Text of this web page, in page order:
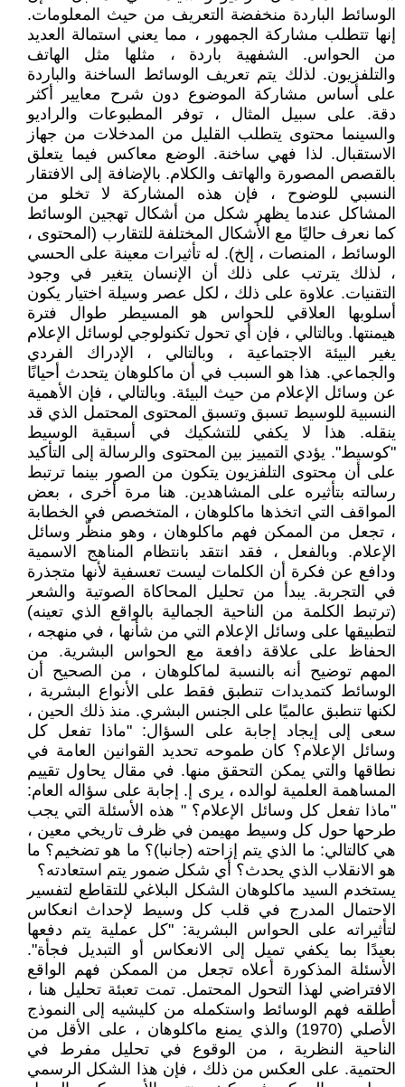
الوسائط الباردة منخفضة التعريف من حيث المعلومات.
إنها تتطلب مشاركة الجمهور ، مما يعني استمالة العديد
من الحواس. الشفهية باردة ، مثلها مثل الهاتف
والتلفزيون. لذلك يتم تعريف الوسائط الساخنة والباردة
على أساس مشاركة الموضوع دون شرح معايير أكثر
دقة. على سبيل المثال ، توفر المطبوعات والراديو
والسينما محتوى يتطلب القليل من المدخلات من جهاز
الاستقبال. لذا فهي ساخنة. الوضع معاكس فيما يتعلق
بالقصص المصورة والهاتف والكلام. بالإضافة إلى الافتقار
النسبي للوضوح ، فإن هذه المشاركة لا تخلو من
المشاكل عندما يظهر شكل من أشكال تهجين الوسائط
كما نعرف حاليًا مع الأشكال المختلفة للتقارب (المحتوى ،
الوسائط ، المنصات ، إلخ). له تأثيرات معينة على الحسي
، لذلك يترتب على ذلك أن الإنسان يتغير في وجود
التقنيات. علاوة على ذلك ، لكل عصر وسيلة اختيار يكون
أسلوبها العلاقي للحواس هو المسيطر طوال فترة
هيمنتها. وبالتالي ، فإن أي تحول تكنولوجي لوسائل الإعلام
يغير البيئة الاجتماعية ، وبالتالي ، الإدراك الفردي
والجماعي. هذا هو السبب في أن ماكلوهان يتحدث أحيانًا
عن وسائل الإعلام من حيث البيئة. وبالتالي ، فإن الأهمية
النسبية للوسيط تسبق وتسبق المحتوى المحتمل الذي قد
ينقله. هذا لا يكفي للتشكيك في أسبقية الوسيط
"كوسيط". يؤدي التمييز بين المحتوى والرسالة إلى التأكيد
على أن محتوى التلفزيون يتكون من الصور بينما ترتبط
رسالته بتأثيره على المشاهدين. هنا مرة أخرى ، بعض
المواقف التي اتخذها ماكلوهان ، المتخصص في الخطابة
، تجعل من الممكن فهم ماكلوهان ، وهو منظّر وسائل
الإعلام. وبالفعل ، فقد انتقد بانتظام المناهج الاسمية
ودافع عن فكرة أن الكلمات ليست تعسفية لأنها متجذرة
في التجربة. يبدأ من تحليل المحاكاة الصوتية والشعر
(ترتبط الكلمة من الناحية الجمالية بالواقع الذي تعينه)
لتطبيقها على وسائل الإعلام التي من شأنها ، في منهجه ،
الحفاظ على علاقة دافعة مع الحواس البشرية. من
المهم توضيح أنه بالنسبة لماكلوهان ، من الصحيح أن
الوسائط كتمديدات تنطبق فقط على الأنواع البشرية ،
لكنها تنطبق عالميًا على الجنس البشري. منذ ذلك الحين ،
سعى إلى إيجاد إجابة على السؤال: "ماذا تفعل كل
وسائل الإعلام؟ كان طموحه تحديد القوانين العامة في
نطاقها والتي يمكن التحقق منها. في مقال يحاول تقييم
المساهمة العلمية لوالده ، يرى إ. إجابة على سؤاله العام:
"ماذا تفعل كل وسائل الإعلام؟ " هذه الأسئلة التي يجب
طرحها حول كل وسيط مهيمن في ظرف تاريخي معين ،
هي كالتالي: ما الذي يتم إزاحته (جانبا)؟ ما هو تضخيم؟ ما
هو الانقلاب الذي يحدث؟ أي شكل ضمور يتم استعادته؟
يستخدم السيد ماكلوهان الشكل البلاغي للتقاطع لتفسير
الاحتمال المدرج في قلب كل وسيط لإحداث انعكاس
لتأثيراته على الحواس البشرية: "كل عملية يتم دفعها
بعيدًا بما يكفي تميل إلى الانعكاس أو التبديل فجأة".
الأسئلة المذكورة أعلاه تجعل من الممكن فهم الواقع
الافتراضي لهذا التحول المحتمل. تمت تعبئة تحليل هنا ،
أطلقه فهم الوسائط واستكمله من كليشيه إلى النموذج
الأصلي (1970) والذي يمنع ماكلوهان ، على الأقل من
الناحية النظرية ، من الوقوع في تحليل مفرط في
الحتمية. على العكس من ذلك ، فإن هذا الشكل الرسمي